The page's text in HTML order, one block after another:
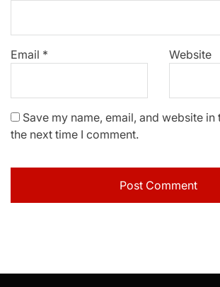
Email * Website
Save my name, email, and website
the next time I comment.